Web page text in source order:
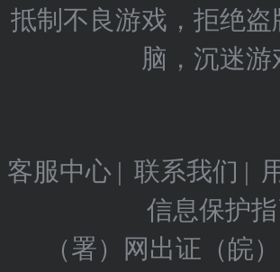
抵制不良游戏，拒绝
脑，沉迷
客服中心 | 联系我们 |
信息保护指
（署）网出证（皖